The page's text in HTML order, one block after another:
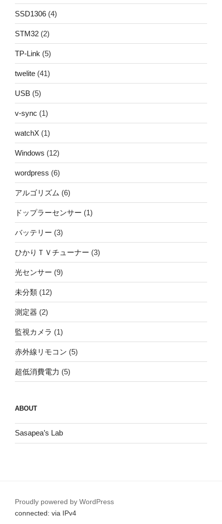
SSD1306 (4)
STM32 (2)
TP-Link (5)
twelite (41)
USB (5)
v-sync (1)
watchX (1)
Windows (12)
wordpress (6)
アルゴリズム (6)
ドップラーセンサー (1)
バッテリー (3)
ひかりＴＶチューナー (3)
光センサー (9)
未分類 (12)
測定器 (2)
監視カメラ (1)
赤外線リモコン (5)
超低消費電力 (5)
ABOUT
Sasapea’s Lab
Proudly powered by WordPress
connected: via IPv4